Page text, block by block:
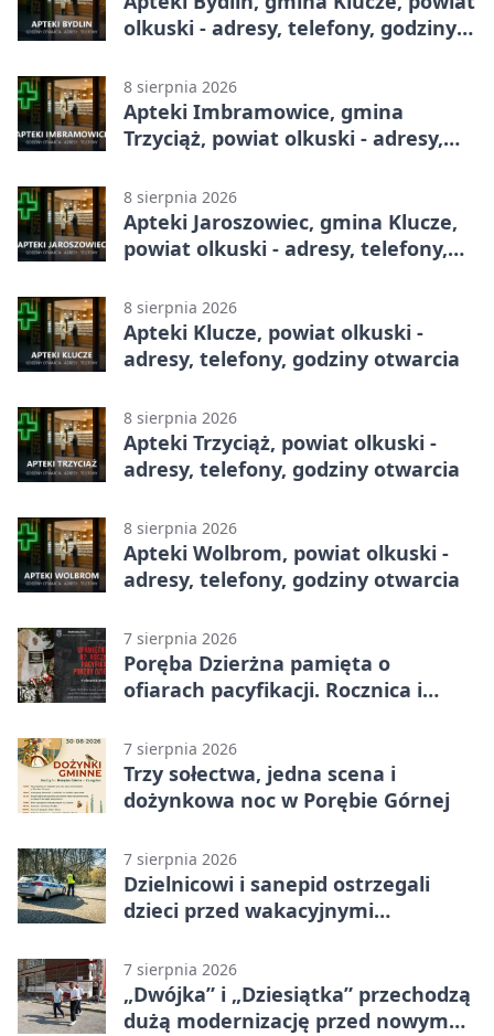
olkuski - adresy, telefony, godziny
8 sierpnia 2026
Apteki Imbramowice, gmina
Trzyciąż, powiat olkuski - adresy,
8 sierpnia 2026
Apteki Jaroszowiec, gmina Klucze,
powiat olkuski - adresy, telefony,
8 sierpnia 2026
Apteki Klucze, powiat olkuski -
adresy, telefony, godziny otwarcia
8 sierpnia 2026
Apteki Trzyciąż, powiat olkuski -
adresy, telefony, godziny otwarcia
8 sierpnia 2026
Apteki Wolbrom, powiat olkuski -
adresy, telefony, godziny otwarcia
7 sierpnia 2026
Poręba Dzierżna pamięta o
ofiarach pacyfikacji. Rocznica i
7 sierpnia 2026
Trzy sołectwa, jedna scena i
dożynkowa noc w Porębie Górnej
7 sierpnia 2026
Dzielnicowi i sanepid ostrzegali
dzieci przed wakacyjnymi
7 sierpnia 2026
„Dwójka” i „Dziesiątka” przechodzą
dużą modernizację przed nowym